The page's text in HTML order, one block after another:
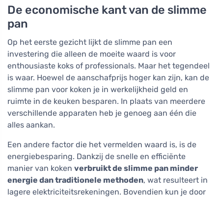
De economische kant van de slimme
pan
Op het eerste gezicht lijkt de slimme pan een
investering die alleen de moeite waard is voor
enthousiaste koks of professionals. Maar het tegendeel
is waar. Hoewel de aanschafprijs hoger kan zijn, kan de
slimme pan voor koken je in werkelijkheid geld en
ruimte in de keuken besparen. In plaats van meerdere
verschillende apparaten heb je genoeg aan één die
alles aankan.
Een andere factor die het vermelden waard is, is de
energiebesparing. Dankzij de snelle en efficiënte
manier van koken verbruikt de slimme pan minder
energie dan traditionele methoden, wat resulteert in
lagere elektriciteitsrekeningen. Bovendien kun je door